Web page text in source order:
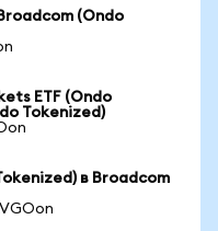
(Ondo
ETF (Ondo
Tokenized)
в Broadcom